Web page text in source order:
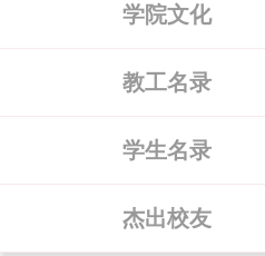
学院文化
教工名录
学生名录
杰出校友